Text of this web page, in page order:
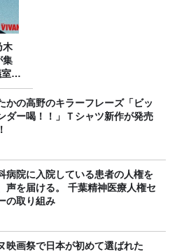
木
集
』
かの高野のキラーフレーズ「ビッ
ダー喝！！」Ｔシャツ新作が発売
病院に入院している患者の人権を
声を届ける。 千葉精神医療人権セ
の取り組み
映画祭で日本が初めて選ばれた